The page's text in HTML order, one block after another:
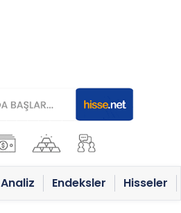
Endeksler Hisseler